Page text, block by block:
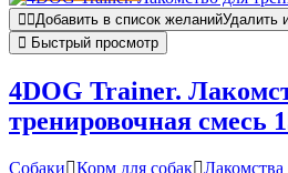
Добавить в список желанийУдалить
Быстрый просмотр
4DOG Trainer.
тренировочная смесь
Cобаки Корм для собак Лакомства